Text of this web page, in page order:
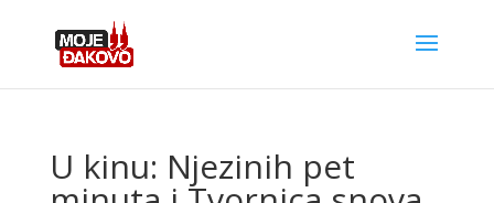
U kinu: Njezinih pet